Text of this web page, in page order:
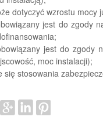
dotyczyć wzrostu mocy
jest do zgody
jest do zgody
moc instalacji);
się stosowania